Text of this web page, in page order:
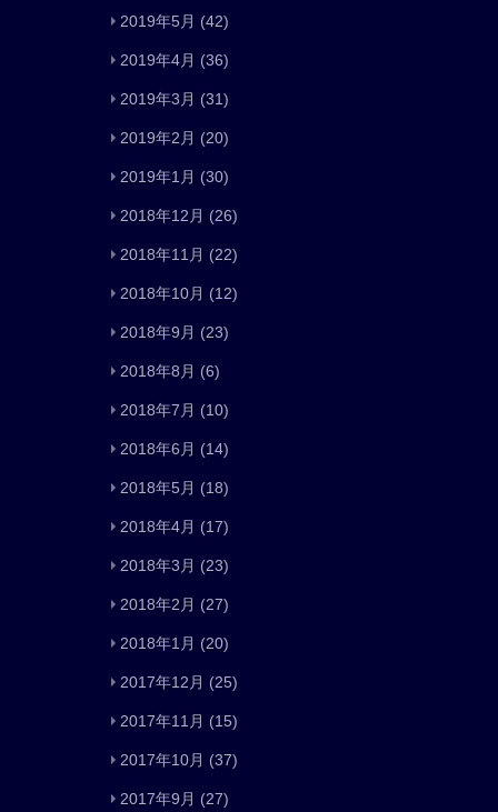
2019年5月 (42)
2019年4月 (36)
2019年3月 (31)
2019年2月 (20)
2019年1月 (30)
2018年12月 (26)
2018年11月 (22)
2018年10月 (12)
2018年9月 (23)
2018年8月 (6)
2018年7月 (10)
2018年6月 (14)
2018年5月 (18)
2018年4月 (17)
2018年3月 (23)
2018年2月 (27)
2018年1月 (20)
2017年12月 (25)
2017年11月 (15)
2017年10月 (37)
2017年9月 (27)